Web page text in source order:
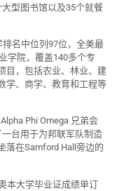
型图书馆以及35个就餐
名中位列97位，全美最
学院，覆盖140多个专
目，包括农业、林业、建
学、商学、教育和工程等
Phi Omega 兄弟会
台用于为邦联军队制造
落在Samford Hall旁边的
本大学毕业证成绩单订